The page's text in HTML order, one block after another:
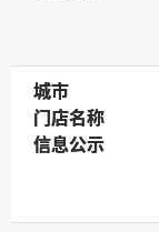
城市
城市
门店名称
门店名称
信息公示
信息公示